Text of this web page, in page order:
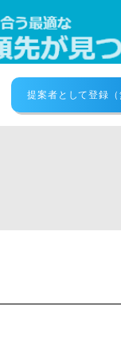
提案者として登録（